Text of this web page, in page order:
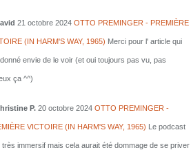
21 octobre 2024 OTTO PREMINGER - PREMIÈRE
(IN HARM'S WAY, 1965) Merci pour l' article qui
envie de le voir (et oui toujours pas vu, pas
ça ^^)
P. 20 octobre 2024 OTTO PREMINGER -
VICTOIRE (IN HARM'S WAY, 1965) Le podcast
très immersif mais cela aurait été dommage de se priver